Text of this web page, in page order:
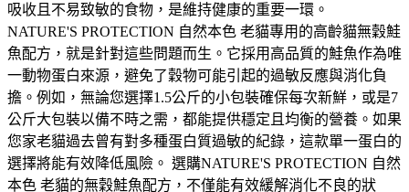
吸收且不易致敏的食物，是維持健康的重要一環。
NATURE'S PROTECTION 自然本色 老貓專用的高齡貓無穀鮭
魚配方，就是針對這些問題而生。它採用高品質的鮭魚作為唯
一動物蛋白來源，避免了穀物可能引起的過敏反應與消化負
擔。例如，無論您選擇1.5公斤的小包裝確保每次新鮮，或是7
公斤大包裝以備不時之需，都能提供穩定且均衡的營養。如果
您家老貓過去曾有對多種蛋白質過敏的紀錄，這款單一蛋白的
選擇將能有效降低風險。 選購NATURE'S PROTECTION 自然
本色 老貓的無穀鮭魚配方，不僅能有效緩解消化不良的狀